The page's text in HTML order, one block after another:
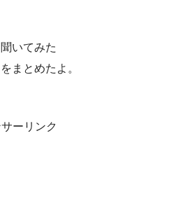
いてみた
まとめたよ。
ーリンク